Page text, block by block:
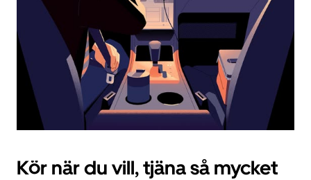
kalendern.
Kör när du vill, tjäna så mycket